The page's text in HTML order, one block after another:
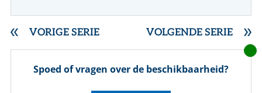
VORIGE SERIE VOLGENDE SERIE
Spoed of vragen over de beschikbaarheid?